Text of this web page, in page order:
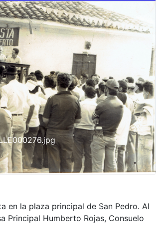
Next
en la plaza principal de San Pedro. Al
Principal Humberto Rojas, Consuelo